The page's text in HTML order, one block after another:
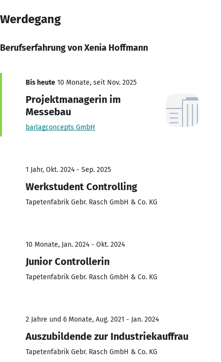
Werdegang
Berufserfahrung von Xenia Hoffmann
Bis heute 10 Monate, seit Nov. 2025
Projektmanagerin im
Messebau
barlagconcepts GmbH
1 Jahr, Okt. 2024 - Sep. 2025
Werkstudent Controlling
Tapetenfabrik Gebr. Rasch GmbH & Co. KG
10 Monate, Jan. 2024 - Okt. 2024
Junior Controllerin
Tapetenfabrik Gebr. Rasch GmbH & Co. KG
2 Jahre und 6 Monate, Aug. 2021 - Jan. 2024
Auszubildende zur Industriekauffrau
Tapetenfabrik Gebr. Rasch GmbH & Co. KG